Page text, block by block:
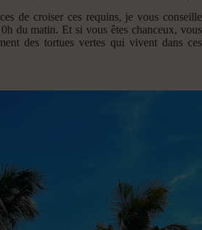
de croiser ces requins, je vous conseille
du matin. Et si vous êtes chanceux, vous
des tortues vertes qui vivent dans ces